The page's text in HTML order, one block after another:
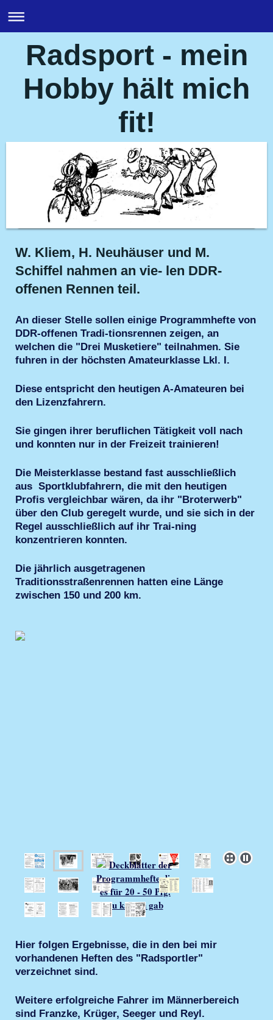
Radsport - mein
Hobby hält mich
fit!
W. Kliem, H. Neuhäuser und M.
Schiffel nahmen an vie- len DDR-
offenen Rennen teil.
An dieser Stelle sollen einige Programmhefte von
DDR-offenen Tradi-tionsrennen zeigen, an
welchen die "Drei Musketiere" teilnahmen. Sie
fuhren in der höchsten Amateurklasse Lkl. I.
Diese entspricht den heutigen A-Amateuren bei
den Lizenzfahrern.
Sie gingen ihrer beruflichen Tätigkeit voll nach
und konnten nur in der Freizeit trainieren!
Die Meisterklasse bestand fast ausschließlich
aus Sportklubfahrern, die mit den heutigen
Profis vergleichbar wären, da ihr "Broterwerb"
über den Club geregelt wurde, und sie sich in der
Regel ausschließlich auf ihr Trai-ning
konzentrieren konnten.
Die jährlich ausgetragenen
Traditionsstraßenrennen hatten eine Länge
zwischen 150 und 200 km.
Hier folgen Ergebnisse, die in den bei mir
vorhandenen Heften des "Radsportler"
verzeichnet sind.
Weitere erfolgreiche Fahrer im Männerbereich
sind Franzke, Krüger, Seeger und Reyl.